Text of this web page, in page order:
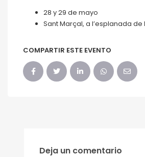
28 y 29 de mayo
Sant Marçal, a l’esplanada
COMPARTIR ESTE EVENTO
Deja un comentario